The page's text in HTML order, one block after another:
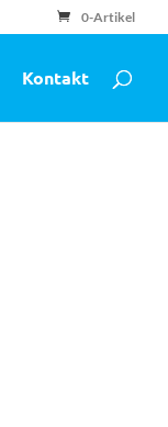
0-Artikel
Kontakt